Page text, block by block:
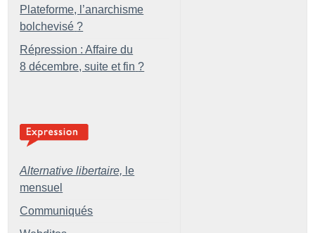
Plateforme, l’anarchisme
bolchevisé ?
Répression : Affaire du
8 décembre, suite et fin ?
Alternative libertaire, le
mensuel
Communiqués